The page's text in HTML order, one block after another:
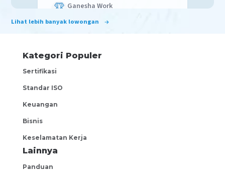
Ganesha Work
negotiable
Karawang
Accounting Manager
negotiable
Lihat lebih banyak lowongan
Kategori Populer
Sertifikasi
Standar ISO
Keuangan
Bisnis
Keselamatan Kerja
Lainnya
Panduan